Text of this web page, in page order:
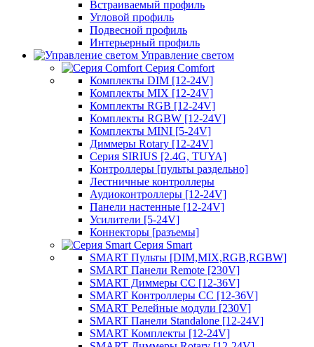
Встраиваемый профиль
Угловой профиль
Подвесной профиль
Интерьерный профиль
Управление светом
Серия Comfort
Комплекты DIM [12-24V]
Комплекты MIX [12-24V]
Комплекты RGB [12-24V]
Комплекты RGBW [12-24V]
Комплекты MINI [5-24V]
Диммеры Rotary [12-24V]
Серия SIRIUS [2.4G, TUYA]
Контроллеры [пульты раздельно]
Лестничные контроллеры
Аудиоконтроллеры [12-24V]
Панели настенные [12-24V]
Усилители [5-24V]
Коннекторы [разъемы]
Серия Smart
SMART Пульты [DIM,MIX,RGB,RGBW]
SMART Панели Remote [230V]
SMART Диммеры CC [12-36V]
SMART Контроллеры CC [12-36V]
SMART Релейные модули [230V]
SMART Панели Standalone [12-24V]
SMART Комплекты [12-24V]